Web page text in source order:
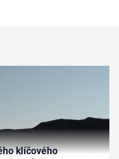
klíčového